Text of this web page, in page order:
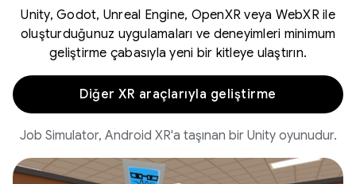
Unity, Godot, Unreal Engine, OpenXR veya WebXR ile
oluşturduğunuz uygulamaları ve deneyimleri minimum
geliştirme çabasıyla yeni bir kitleye ulaştırın.
Diğer XR araçlarıyla geliştirme
Job Simulator, Android XR'a taşınan bir Unity oyunudur.